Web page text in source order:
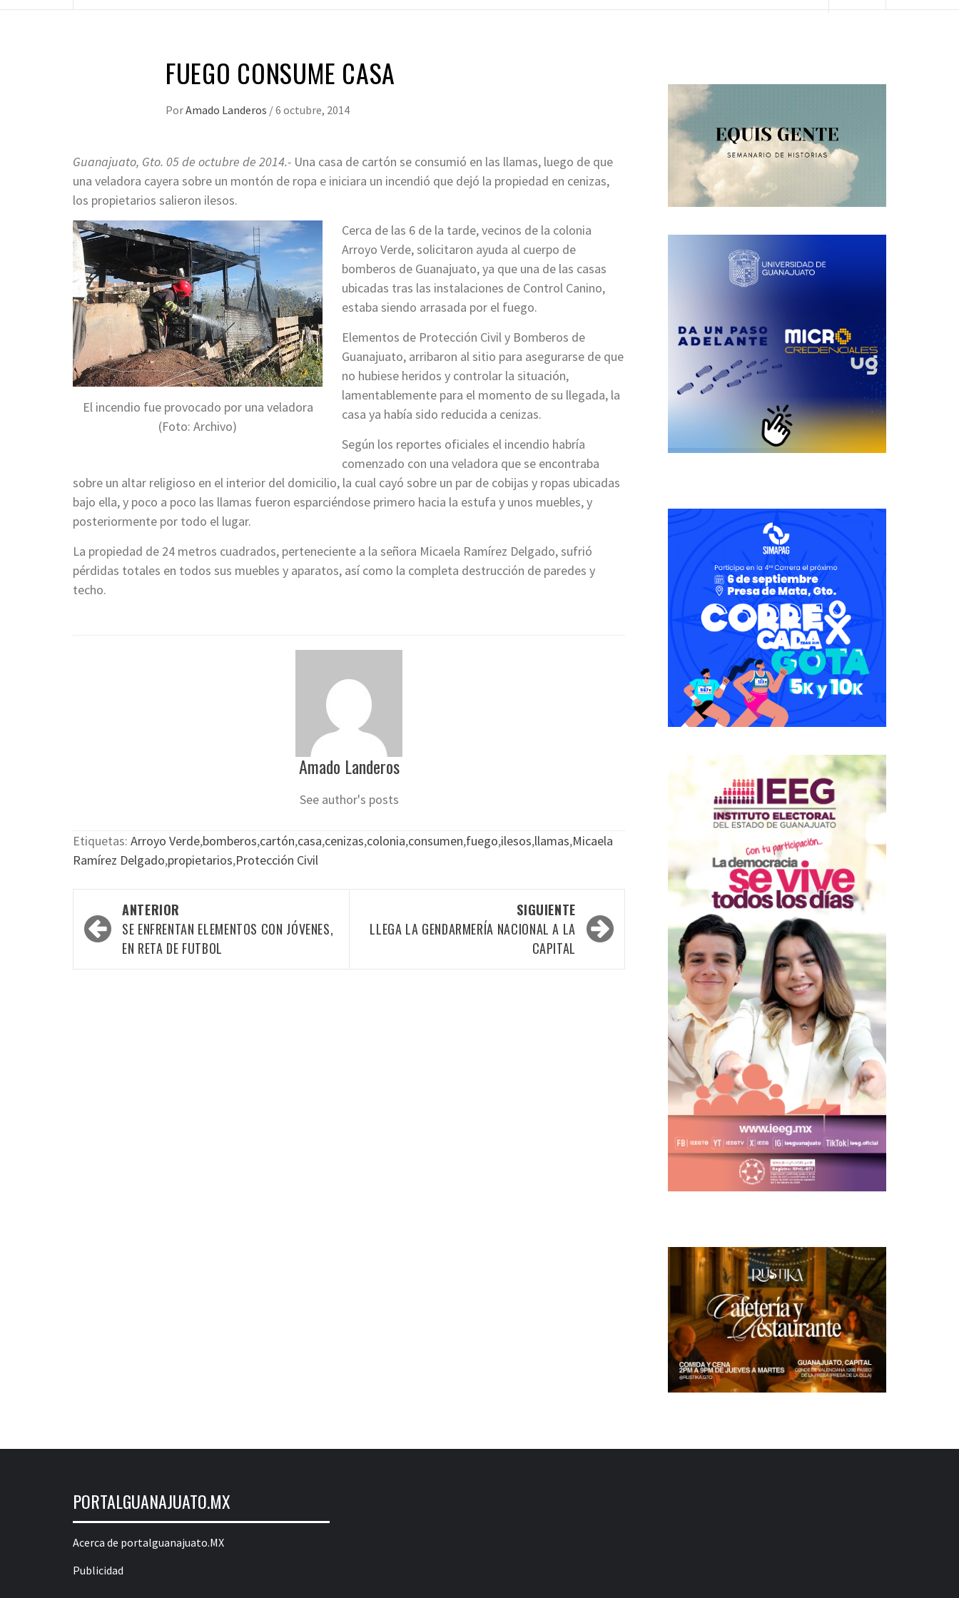
FUEGO CONSUME CASA
PorAmado Landeros /6 octubre, 2014
Guanajuato, Gto. 05 de octubre de 2014.- Una casa de cartón se consumió en las llamas, luego de que
una veladora cayera sobre un montón de ropa e iniciara un incendió que dejó la propiedad en cenizas,
los propietarios salieron ilesos.
El incendio fue provocado por una veladora
(Foto: Archivo)
Cerca de las 6 de la tarde, vecinos de la colonia
Arroyo Verde, solicitaron ayuda al cuerpo de
bomberos de Guanajuato, ya que una de las casas
ubicadas tras las instalaciones de Control Canino,
estaba siendo arrasada por el fuego.
Elementos de Protección Civil y Bomberos de
Guanajuato, arribaron al sitio para asegurarse de que
no hubiese heridos y controlar la situación,
lamentablemente para el momento de su llegada, la
casa ya había sido reducida a cenizas.
Según los reportes oficiales el incendio habría
comenzado con una veladora que se encontraba
sobre un altar religioso en el interior del domicilio, la cual cayó sobre un par de cobijas y ropas ubicadas
bajo ella, y poco a poco las llamas fueron esparciéndose primero hacia la estufa y unos muebles, y
posteriormente por todo el lugar.
La propiedad de 24 metros cuadrados, perteneciente a la señora Micaela Ramírez Delgado, sufrió
pérdidas totales en todos sus muebles y aparatos, así como la completa destrucción de paredes y
techo.
Amado Landeros
See author's posts
Etiquetas: Arroyo Verde,bomberos,cartón,casa,cenizas,colonia,consumen,fuego,ilesos,llamas,Micaela
Ramírez Delgado,propietarios,Protección Civil
Navegación
por
ANTERIOR
SE ENFRENTAN ELEMENTOS CON JÓVENES,
EN RETA DE FUTBOL
SIGUIENTE
LLEGA LA GENDARMERÍA NACIONAL A LA
CAPITAL
PORTALGUANAJUATO.MX
Acerca de portalguanajuato.MX
Publicidad